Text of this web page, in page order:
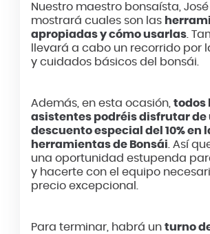
Nuestro maestro bonsaísta,
mostrará cuales son las
apropiadas y cómo usarlas.
llevará a cabo un recorrido por
y cuidados básicos del bonsái.
Además, en esta ocasión, todos
asistentes podréis disfrutar de
descuento especial del 10% en
herramientas de Bonsái . Así
una oportunidad estupenda
y hacerte con el equipo
precio excepcional.
Para terminar, habrá un turno